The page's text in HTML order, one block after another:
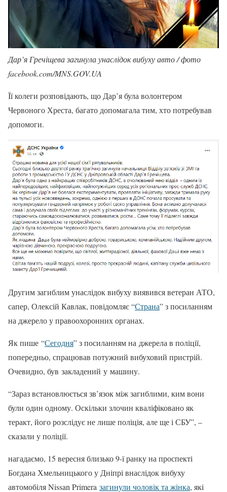
Дар’я Гречіщева загинула унаслідок вибуху авто / фото
facebook.com/MNS.GOV.UA
Її колеги розповідають, що Дар’я була волонтером
Червоного Хреста, багато допомагала тим, хто потребував
допомоги.
Другим загиблим унаслідок вибуху виявився ветеран АТО,
сапер, Олексій Кавлак, повідомляє “Страна” з посиланням
на джерело у правоохоронних органах.
Як пише “Сегодня” з посиланням на джерела в поліції,
попередньо, спрацював потужний вибуховий пристрій.
Очевидно, був закладений у машину.
“Зараз встановлюється зв’язок між загиблими, ким вони
були один одному. Оскільки злочин кваліфіковано як
теракт, його розслідує не лише поліція, але ще і СБУ”, –
сказали у поліції.
нагадаємо, 15 вересня близько 9-ї ранку на проспекті
Богдана Хмельницького у Дніпрі внаслідок вибуху
автомобіля Nissan Primera загинули чоловік та жінка, які